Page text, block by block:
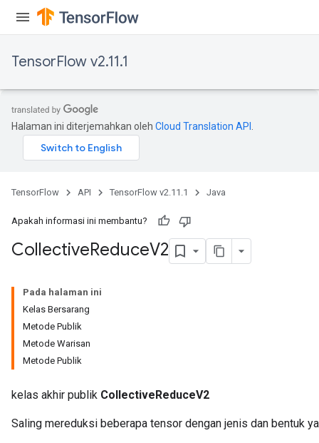
TensorFlow v2.11.1
Halaman ini diterjemahkan oleh Cloud Translation API
TensorFlow API TensorFlow v2.11.1 Java
Apakah informasi ini membantu?
CollectiveReduceV2
Pada halaman ini
Kelas Bersarang
Metode Publik
Metode Warisan
Metode Publik
kelas akhir publik CollectiveReduceV2
Saling mereduksi beberapa tensor dengan jenis dan bentuk